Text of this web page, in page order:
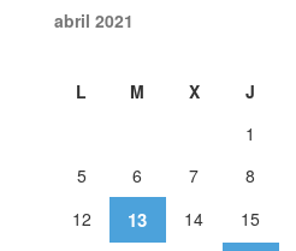
abril 2021
L M X J
1
5
6 7 8
12
13 14 15